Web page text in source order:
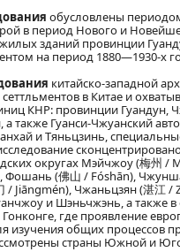
обусловлены
в период Нового и
зданий провинции
на период 1880—1930-х
китайско-западной
в Китае и
КНР: провинции Гуандун,
также Гуанси-Чжуанский
и Тяньцзинь,
округах Мэйчжоу (梅州 /
Фошань (佛山 / Fóshān),
Jiāngmén), Чжаньцзян (湛江 /
и Шэньчжэнь, а также
где проявление
изучения общих процессов
страны Южной и